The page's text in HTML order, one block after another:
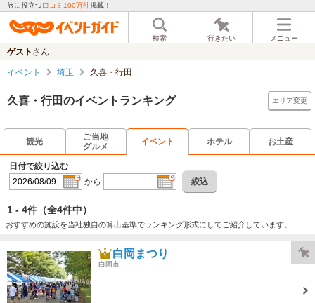
旅に役立つ口コミ100万件掲載！
検索 行きたい メニュー
ゲスト さん
イベント 埼玉 久喜・行田
久喜・行田のイベントランキング エリア変更
観光
ご当地
グルメ
イベント ホテル お土産
日付で絞り込む
から
絞込
1 - 4件 （全4件中）
おすすめの施設を当社独自の算出基準でランキング形式にしてご紹介しています。
白岡まつり
白岡市